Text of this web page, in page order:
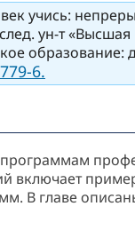
учись:
ун-т
образование:
6.
включает
В главе